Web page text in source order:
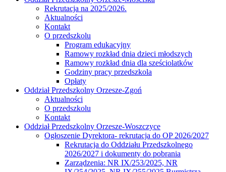
Rekrutacja na 2025/2026.
Aktualności
Kontakt
O przedszkolu
Program edukacyjny
Ramowy rozkład dnia dzieci młodszych
Ramowy rozkład dnia dla sześciolatków
Godziny pracy przedszkola
Opłaty
Oddział Przedszkolny Orzesze-Zgoń
Aktualności
O przedszkolu
Kontakt
Oddział Przedszkolny Orzesze-Woszczyce
Ogłoszenie Dyrektora- rekrutacja do OP 2026/2027
Rekrutacja do Oddziału Przedszkolnego
2026/2027 i dokumenty do pobrania
Zarządzenia: NR IX/253/2025, NR